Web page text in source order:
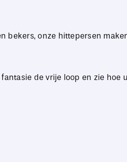
bekers, onze hittepersen
de vrije loop en zie hoe